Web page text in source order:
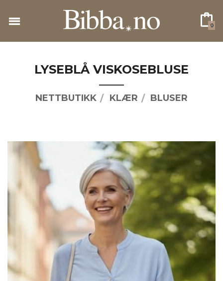
0
LYSEBLÅ VISKOSEBLUSE
NETTBUTIKK KLÆR BLUSER